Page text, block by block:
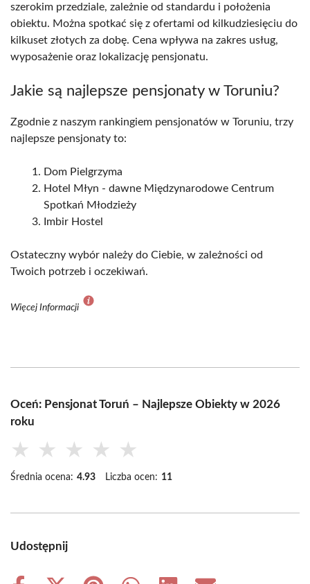
szerokim przedziale, zależnie od standardu i położenia
obiektu. Można spotkać się z ofertami od kilkudziesięciu do
kilkuset złotych za dobę. Cena wpływa na zakres usług,
wyposażenie oraz lokalizację pensjonatu.
Jakie są najlepsze pensjonaty w Toruniu?
Zgodnie z naszym rankingiem pensjonatów w Toruniu, trzy
najlepsze pensjonaty to:
Dom Pielgrzyma
Hotel Młyn - dawne Międzynarodowe Centrum
Spotkań Młodzieży
Imbir Hostel
Ostateczny wybór należy do Ciebie, w zależności od
Twoich potrzeb i oczekiwań.
Więcej Informacji
Oceń: Pensjonat Toruń – Najlepsze Obiekty w 2026
roku
★ ★ ★ ★ ★
Średnia ocena: 4.93 Liczba ocen: 11
Udostępnij